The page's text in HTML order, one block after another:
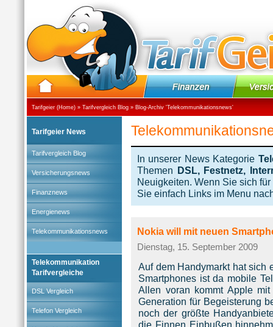
Tarifgeier (Home) » Tarifvergleich Blog » Blog-Archiv 'Telekommunikationsnews'
Tarifgeier News
Tarifvergleich Blog
Versicherungsnews
Finanznews
Energienews
Telekommunikationsnews
Telekommunikation
Tarifvergleiche
DSL Vergleich
Telefon Vergleich
In unserer News Kategorie
Themen DSL, Festnetz,
Neuigkeiten. Wenn Sie sich
Sie einfach Links im Menu
Nokia will mit neuen
Dienstag, 15. September 2009
Auf dem Handymarkt hat sich
Smartphones ist da mobile
Allen voran kommt Apple
Generation für Begeisterung
noch der größte
die Finnen Einbußen